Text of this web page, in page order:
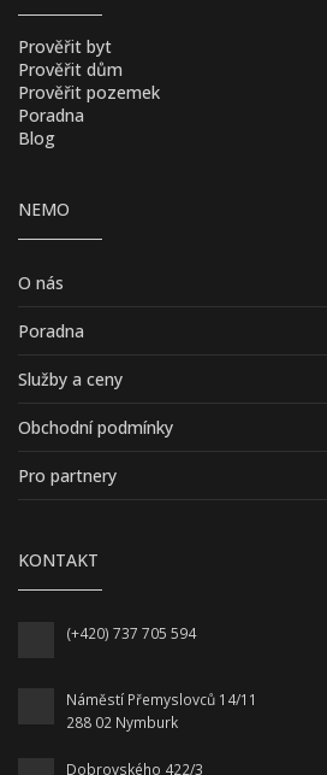
Prověřit byt
Prověřit dům
Prověřit pozemek
Poradna
Blog
NEMO
O nás
Poradna
Služby a ceny
Obchodní podmínky
Pro partnery
KONTAKT
(+420) 737 705 594
Náměstí Přemyslovců 14/11
288 02 Nymburk
Dobrovského 422/3